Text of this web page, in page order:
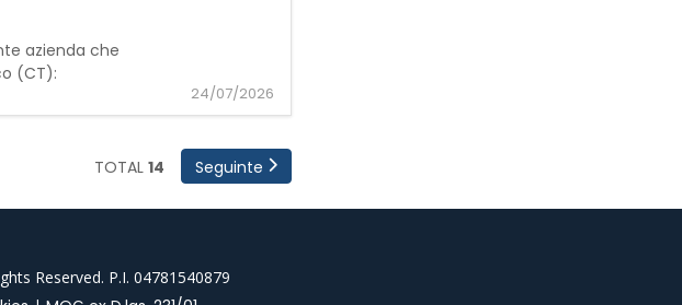
azienda che
(CT):
sarà inserita
24/07/2026
Seguinte
TOTAL 14
Reserved. P.I. 04781540879